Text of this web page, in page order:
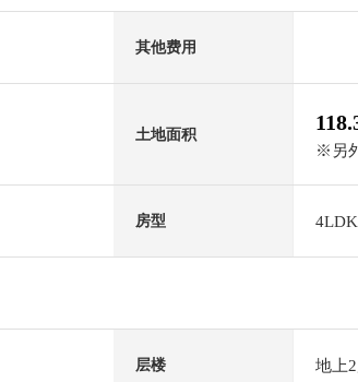
其他费用
土地面积
※另
房型 4LDK
层楼 地上